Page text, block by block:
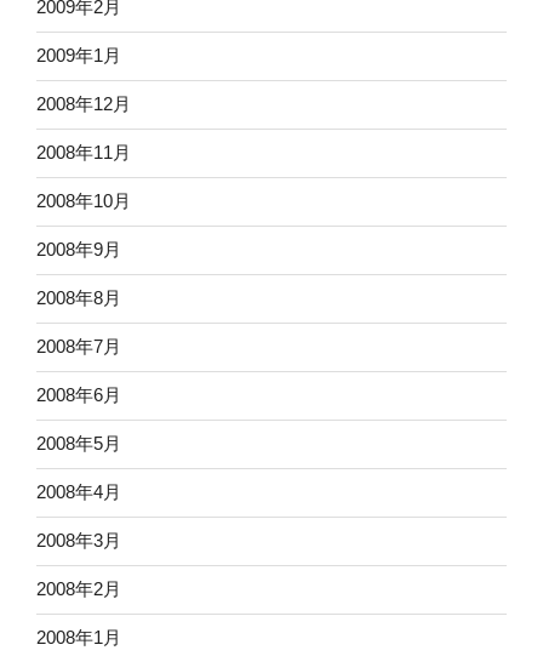
2009年2月
2009年1月
2008年12月
2008年11月
2008年10月
2008年9月
2008年8月
2008年7月
2008年6月
2008年5月
2008年4月
2008年3月
2008年2月
2008年1月